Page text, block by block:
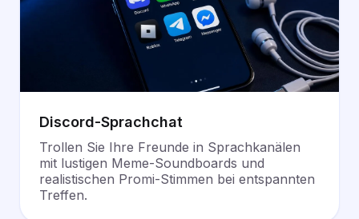
Discord-Sprachchat
Trollen Sie Ihre Freunde in Sprachkanälen
mit lustigen Meme-Soundboards und
realistischen Promi-Stimmen bei entspannten
Treffen.